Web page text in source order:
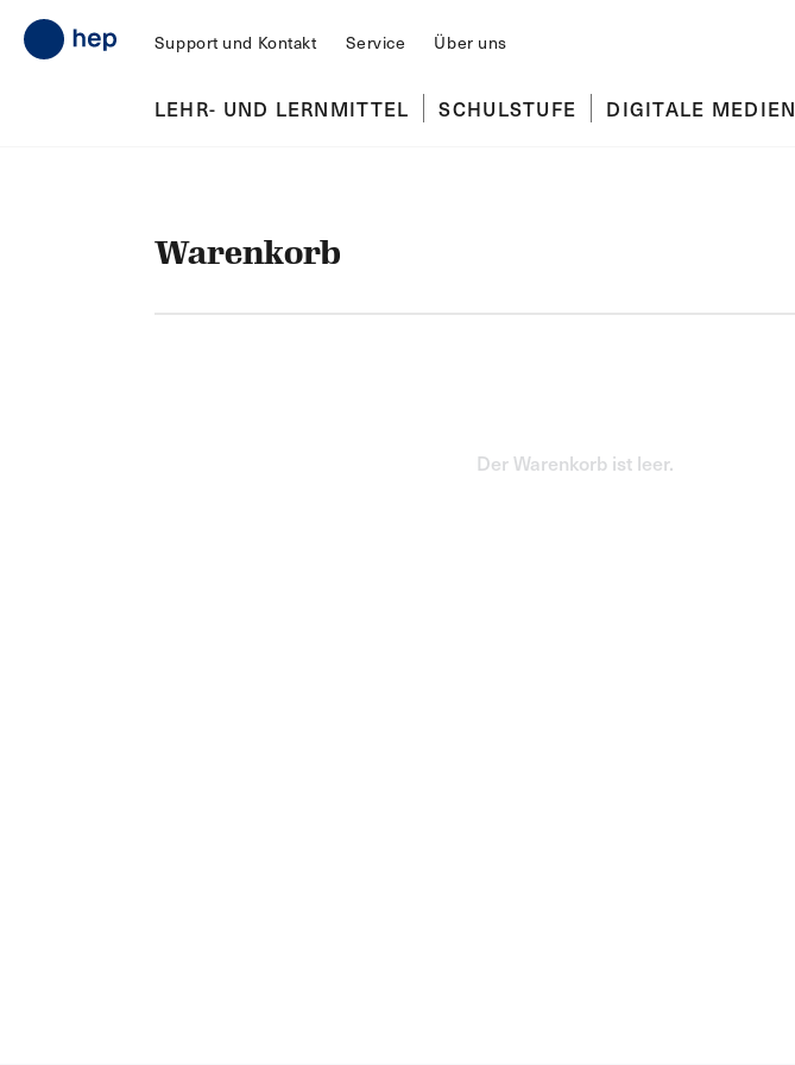
Support und Kontakt Service Über uns
LEHR- UND LERNMITTEL SCHULSTUFE DIGITALE MEDIEN
Warenkorb
Der Warenkorb ist leer.